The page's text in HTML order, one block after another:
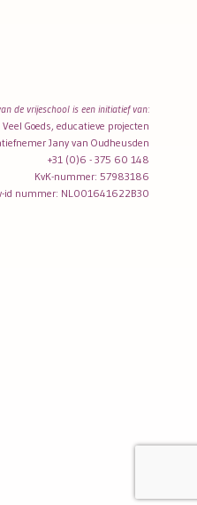
de vrijeschool is een initiatief van:
Veel Goeds, educatieve projecten
Jany van Oudheusden
+31 (0)6 - 375 60 148
KvK-nummer: 57983186
id nummer: NL001641622B30